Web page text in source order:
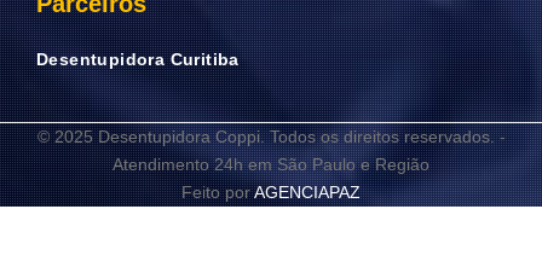
Desentupidora Curitiba
© 2025 Desentupidora Coppi. Todos os direitos reservados. -
Atendimento 24h em São Paulo e Região
Feito porAGENCIAPAZ